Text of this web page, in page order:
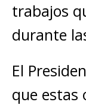
trabajos
durante
El
que estas